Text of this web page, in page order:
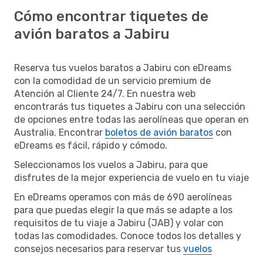
Cómo encontrar tiquetes de
avión baratos a Jabiru
Reserva tus vuelos baratos a Jabiru con eDreams
con la comodidad de un servicio premium de
Atención al Cliente 24/7. En nuestra web
encontrarás tus tiquetes a Jabiru con una selección
de opciones entre todas las aerolíneas que operan en
Australia. Encontrar boletos de avión baratos con
eDreams es fácil, rápido y cómodo.
Seleccionamos los vuelos a Jabiru, para que
disfrutes de la mejor experiencia de vuelo en tu viaje
En eDreams operamos con más de 690 aerolíneas
para que puedas elegir la que más se adapte a los
requisitos de tu viaje a Jabiru (JAB) y volar con
todas las comodidades. Conoce todos los detalles y
consejos necesarios para reservar tus vuelos